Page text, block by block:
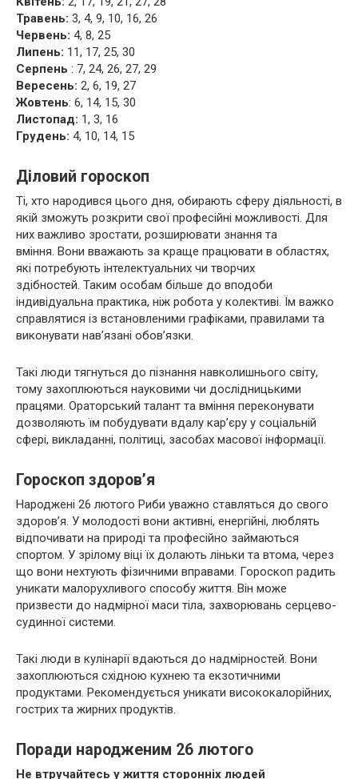
Травень: 3, 4, 9, 10, 16, 26
Червень: 4, 8, 25
Липень: 11, 17, 25, 30
Серпень : 7, 24, 26, 27, 29
Вересень: 2, 6, 19, 27
Жовтень: 6, 14, 15, 30
Листопад: 1, 3, 16
Грудень: 4, 10, 14, 15
Діловий гороскоп
Ті, хто народився цього дня, обирають сферу діяльності, в
якій зможуть розкрити свої професійні можливості. Для
них важливо зростати, розширювати знання та
вміння. Вони вважають за краще працювати в областях,
які потребують інтелектуальних чи творчих
здібностей. Таким особам більше до вподоби
індивідуальна практика, ніж робота у колективі. Їм важко
справлятися із встановленими графіками, правилами та
виконувати нав’язані обов’язки.
Такі люди тягнуться до пізнання навколишнього світу,
тому захоплюються науковими чи дослідницькими
працями. Ораторський талант та вміння переконувати
дозволяють їм побудувати вдалу кар’єру у соціальній
сфері, викладанні, політиці, засобах масової інформації.
Гороскоп здоров’я
Народжені 26 лютого Риби уважно ставляться до свого
здоров’я. У молодості вони активні, енергійні, люблять
відпочивати на природі та професійно займаються
спортом. У зрілому віці їх долають ліньки та втома, через
що вони нехтують фізичними вправами. Гороскоп радить
уникати малорухливого способу життя. Він може
призвести до надмірної маси тіла, захворювань серцево-
судинної системи.
Такі люди в кулінарії вдаються до надмірностей. Вони
захоплюються східною кухнею та екзотичними
продуктами. Рекомендується уникати висококалорійних,
гострих та жирних продуктів.
Поради народженим 26 лютого
Не втручайтесь у життя сторонніх людей